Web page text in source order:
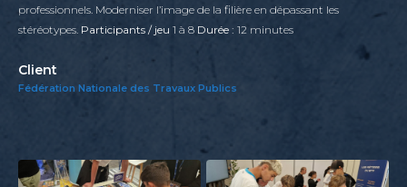
professionnels. Moderniser l’image de la filière en dépassant les
stéréotypes. Participants / jeu 1 à 8 Durée : 12 minutes
Client
Fédération Nationale des Travaux Publics